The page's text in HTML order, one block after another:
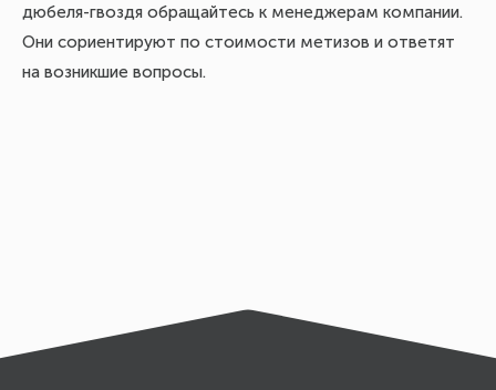
дюбеля-гвоздя обращайтесь к менеджерам компании.
Они сориентируют по стоимости метизов и ответят
на возникшие вопросы.